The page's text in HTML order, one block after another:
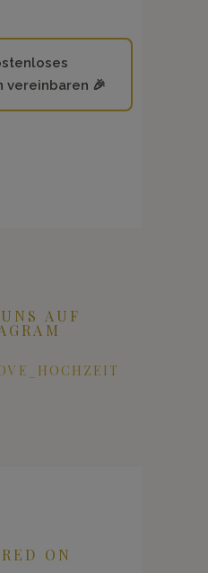
vereinbaren 🎉
AUF
ON